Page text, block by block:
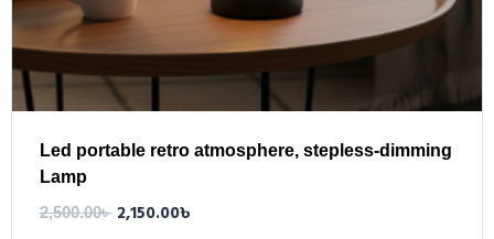
Led portable retro atmosphere, stepless-dimming
Lamp
2,500.00৳ 2,150.00৳